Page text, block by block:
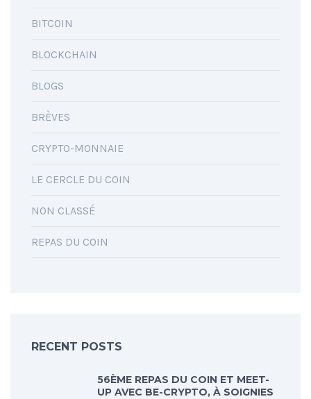
BITCOIN
BLOCKCHAIN
BLOGS
BRÈVES
CRYPTO-MONNAIE
LE CERCLE DU COIN
NON CLASSÉ
REPAS DU COIN
RECENT POSTS
56ÈME REPAS DU COIN ET MEET-
UP AVEC BE-CRYPTO, À SOIGNIES